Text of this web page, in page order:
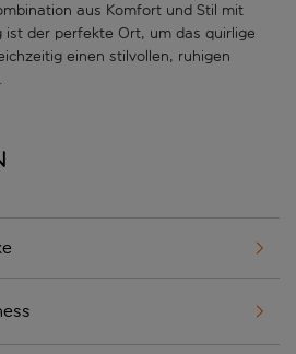
aus Komfort und Stil mit
der perfekte Ort, um das quirlige
einen stilvollen, ruhigen